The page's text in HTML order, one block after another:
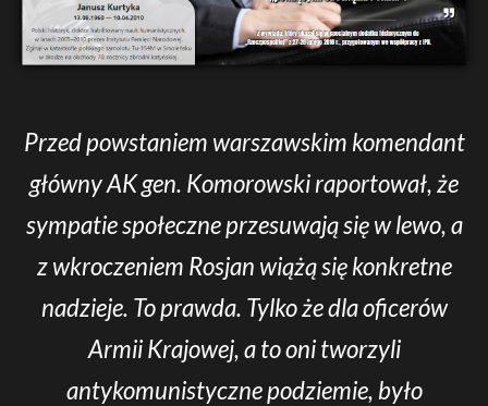
Przed powstaniem warszawskim komendant
główny AK gen. Komorowski raportował, że
sympatie społeczne przesuwają się w lewo, a
z wkroczeniem Rosjan wiążą się konkretne
nadzieje. To prawda. Tylko że dla oficerów
Armii Krajowej, a to oni tworzyli
antykomunistyczne podziemie, było